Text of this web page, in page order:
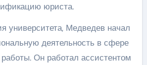
юриста.
университета, Медведев начал
деятельность в сфере
Он работал ассистентом